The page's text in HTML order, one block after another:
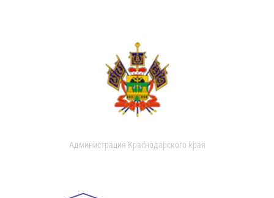
Администрация Краснодарского края